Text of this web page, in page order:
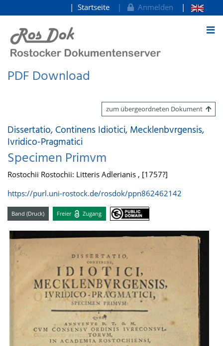
zum Inhalt
Startseite Anmelden
PDF Download
zum übergeordneten Dokument
Dissertatio, Continens Idiotici, Mecklenbvrgensis,
Ivridico-Pragmatici
Specimen Primvm
Rostochii Rostochii: Litteris Adlerianis , [1757?]
https://purl.uni-rostock.de/rosdok/ppn862462142
Band (Druck) Freier Zugang